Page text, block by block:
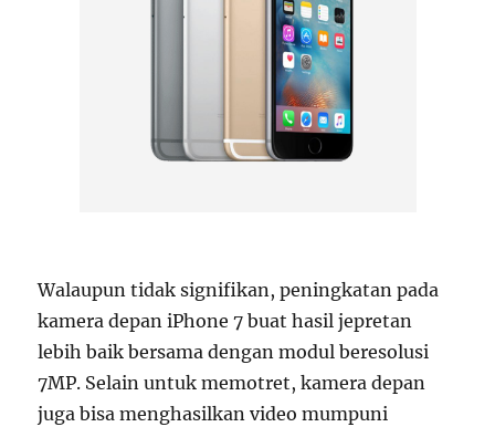
Walaupun tidak signifikan, peningkatan pada
kamera depan iPhone 7 buat hasil jepretan
lebih baik bersama dengan modul beresolusi
7MP. Selain untuk memotret, kamera depan
juga bisa menghasilkan video mumpuni